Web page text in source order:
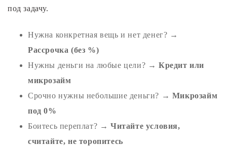
под задачу.
Нужна конкретная вещь и нет денег? →
Рассрочка (без %)
Нужны деньги на любые цели? → Кредит или
микрозайм
Срочно нужны небольшие деньги? → Микрозайм
под 0%
Боитесь переплат? → Читайте условия,
считайте, не торопитесь